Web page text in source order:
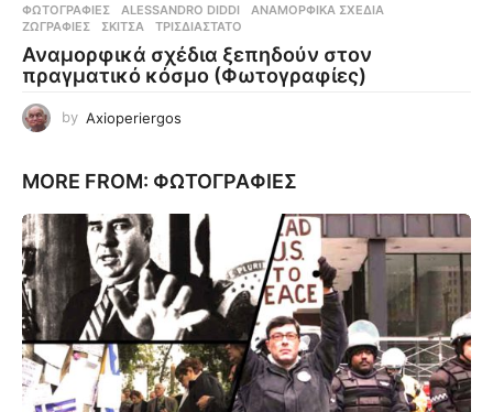
ΦΩΤΟΓΡΑΦΊΕΣ ALESSANDRO DIDDI ,ΑΝΑΜΟΡΦΙΚΆ ΣΧΈΔΙΑ
ΖΩΓΡΑΦΙΈΣ
,ΣΚΊΤΣΑ ,ΤΡΙΣΔΙΆΣΤΑΤΟ
Αναμορφικά σχέδια ξεπηδούν στον
πραγματικό κόσμο (Φωτογραφίες)
by Axioperiergos
MORE FROM: ΦΩΤΟΓΡΑΦΊΕΣ